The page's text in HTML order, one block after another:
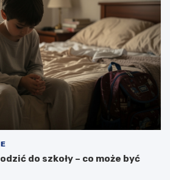
do szkoły – co może być